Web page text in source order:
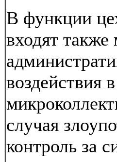
В функции
входят
воздействия
случая
контроль за